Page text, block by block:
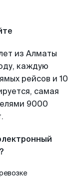
из Алматы
каждую
рейсов и 10
самая
9000